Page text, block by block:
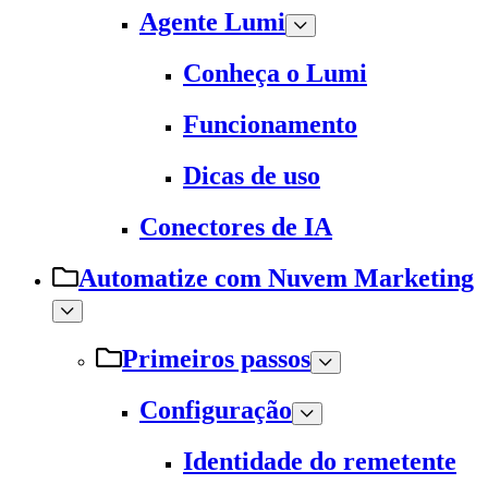
Agente Lumi
Conheça o Lumi
Funcionamento
Dicas de uso
Conectores de IA
Automatize com Nuvem Marketing
Primeiros passos
Configuração
Identidade do remetente